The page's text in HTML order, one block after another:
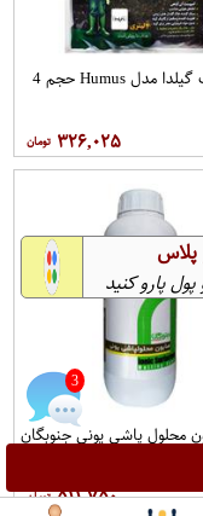
خاک برگ گیلدا مدل Humus حجم 4
۳۲۶,۰۲۵
محلول پاشی یونی جنوبگان
۵۱۱,۷۵۰
3
پلاس
پارو کنید